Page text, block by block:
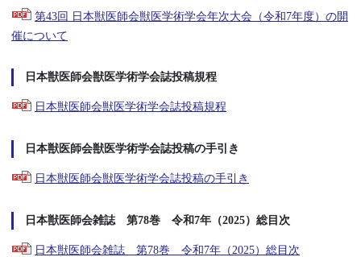
第43回 日本獣医師会獣医学術学会年次大会（令和7年度）の開
催について
日本獣医師会獣医学術学会誌投稿規程
日本獣医師会獣医学術学会誌投稿規程
日本獣医師会獣医学術学会誌投稿の手引き
日本獣医師会獣医学術学会誌投稿の手引き
日本獣医師会雑誌 第78巻 令和7年（2025）総目次
日本獣医師会雑誌 第78巻 令和7年（2025）総目次